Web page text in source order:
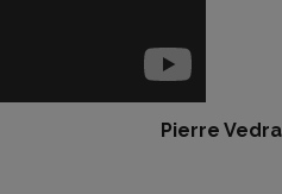
Pierre